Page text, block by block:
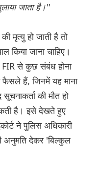
जाता है।''
मृत्यु हो जाती है तो
किया जाना चाहिए।
FIR से कुछ संबंध होना
हैं, जिनमें यह माना
की मौत हो
है। इसे देखते हुए
ने पुलिस अधिकारी
अनुमति देकर 'बिल्कुल